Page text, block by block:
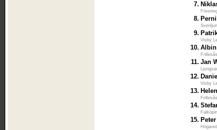
7.
8.
9.
Visby
10.
11. Jan
12.
Visby
13.
14.
15.